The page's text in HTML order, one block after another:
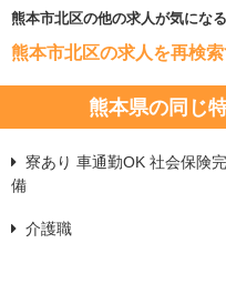
熊本市北区の他の求人が気にな
熊本市北区の求人を再検
熊本県の同じ
寮あり 車通勤OK 社会保険完
備
介護職